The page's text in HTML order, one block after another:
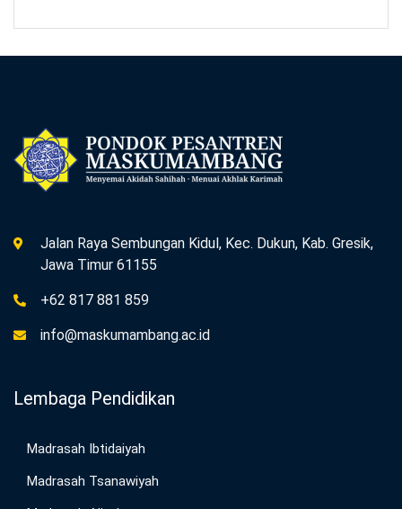
Jalan Raya Sembungan Kidul, Kec. Dukun, Kab. Gresik,
Jawa Timur 61155
+62 817 881 859
info@maskumambang.ac.id
Lembaga Pendidikan
Madrasah Ibtidaiyah
Madrasah Tsanawiyah